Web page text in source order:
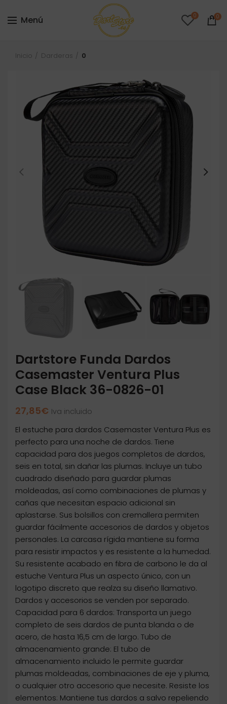
Menú 0 0
Inicio Darderas 0
Dartstore Funda Dardos
Casemaster Ventura Plus
Case Black 36-0826-01
27,85€ Iva incluido
El estuche para dardos Casemaster Ventura Plus es
perfecto para una noche de dardos. Tiene
capacidad para dos juegos completos de dardos,
seis en total, sin dañar las plumas. Incluye un tubo
cuadrado diseñado para guardar plumas
moldeadas, así como combinaciones de plumas y
cañas que necesitan espacio adicional sin
aplastarse. Sus bolsillos con cremallera permiten
guardar fácilmente accesorios de dardos y objetos
personales. La carcasa rígida mantiene su forma
para resistir impactos y es resistente a la humedad.
Su resistente acabado en fibra de carbono le da al
estuche Ventura Plus un aspecto único, con un
logotipo discreto que realza su diseño llamativo.
Dardos y accesorios se venden por separado.
Capacidad para 6 dardos: Transporta un juego
completo de seis dardos de punta blanda o de
acero, de hasta 16,5 cm de largo. Tubo de
almacenamiento grande: El tubo de
almacenamiento incluido le permite guardar
plumas moldeadas, combinaciones de eje y pluma,
o cualquier otro accesorio que necesite. Resiste los
elementos: Mantiene tus dardos a salvo repeliendo